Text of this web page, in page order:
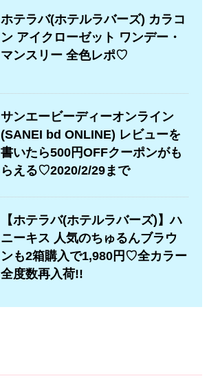
ホテラバ(ホテルラバーズ) カラコ
ン アイクローゼット ワンデー・
マンスリー 全色レポ♡
サンエービーディーオンライン
(SANEI bd ONLINE) レビューを
書いたら500円OFFクーポンがも
らえる♡2020/2/29まで
【ホテラバ(ホテルラバーズ)】ハ
ニーキス 人気のちゅるんブラウ
ンも2箱購入で1,980円♡全カラー
全度数再入荷!!